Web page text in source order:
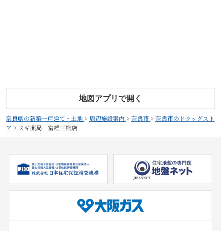
地図アプリで開く
奈良県の新築一戸建て・土地> 周辺施設案内 > 奈良市> 奈良市のドラッグスト
ア > スギ薬局 富雄三松店